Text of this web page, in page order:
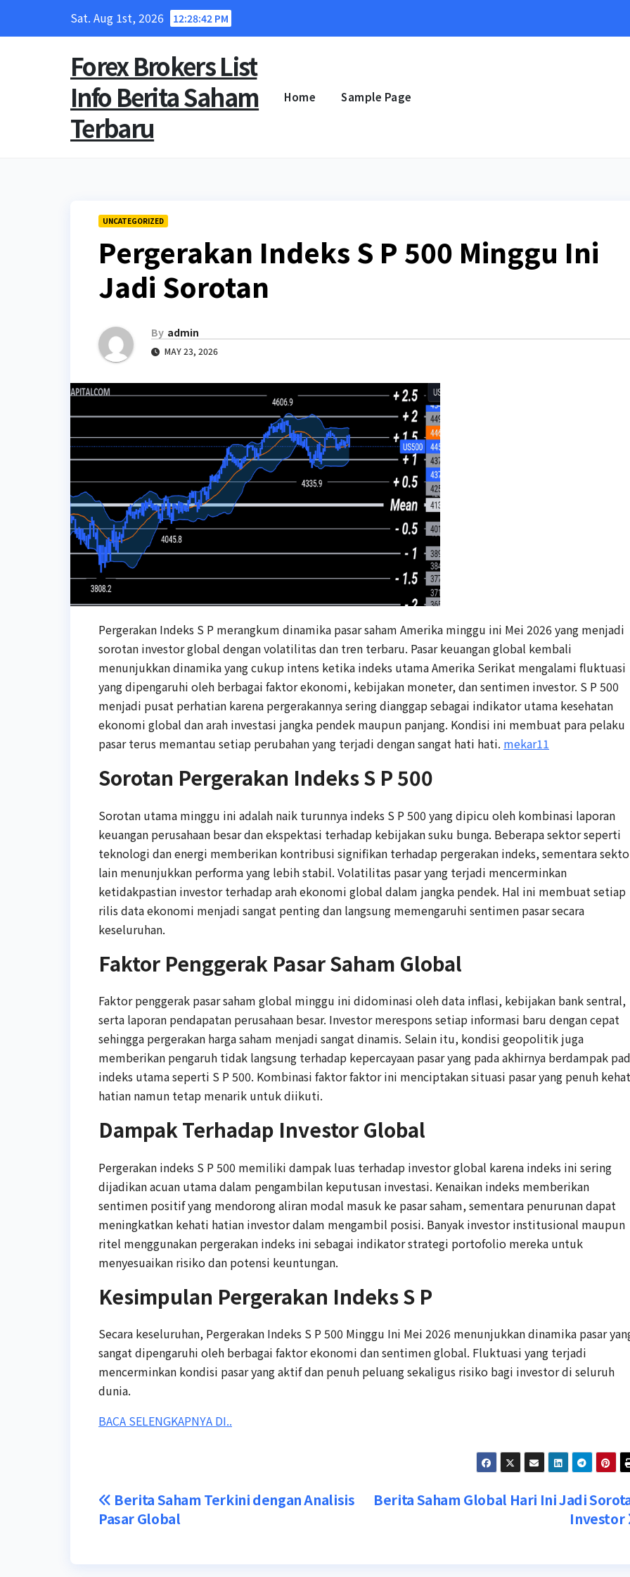
Sat. Aug 1st, 2026 12:28:43 PM
Forex Brokers List
Info Berita Saham
Terbaru
Home Sample Page
UNCATEGORIZED
Pergerakan Indeks S P 500 Minggu Ini
Jadi Sorotan
By admin
MAY 23, 2026
Pergerakan Indeks S P merangkum dinamika pasar saham Amerika minggu ini Mei 2026 yang menjadi
sorotan investor global dengan volatilitas dan tren terbaru. Pasar keuangan global kembali
menunjukkan dinamika yang cukup intens ketika indeks utama Amerika Serikat mengalami fluktuasi
yang dipengaruhi oleh berbagai faktor ekonomi, kebijakan moneter, dan sentimen investor. S P 500
menjadi pusat perhatian karena pergerakannya sering dianggap sebagai indikator utama kesehatan
ekonomi global dan arah investasi jangka pendek maupun panjang. Kondisi ini membuat para pelaku
pasar terus memantau setiap perubahan yang terjadi dengan sangat hati hati. mekar11
Sorotan Pergerakan Indeks S P 500
Sorotan utama minggu ini adalah naik turunnya indeks S P 500 yang dipicu oleh kombinasi laporan
keuangan perusahaan besar dan ekspektasi terhadap kebijakan suku bunga. Beberapa sektor seperti
teknologi dan energi memberikan kontribusi signifikan terhadap pergerakan indeks, sementara
lain menunjukkan performa yang lebih stabil. Volatilitas pasar yang terjadi mencerminkan
ketidakpastian investor terhadap arah ekonomi global dalam jangka pendek. Hal ini membuat setiap
rilis data ekonomi menjadi sangat penting dan langsung memengaruhi sentimen pasar secara
keseluruhan.
Faktor Penggerak Pasar Saham Global
Faktor penggerak pasar saham global minggu ini didominasi oleh data inflasi, kebijakan bank sentral,
serta laporan pendapatan perusahaan besar. Investor merespons setiap informasi baru dengan cepat
sehingga pergerakan harga saham menjadi sangat dinamis. Selain itu, kondisi geopolitik juga
memberikan pengaruh tidak langsung terhadap kepercayaan pasar yang pada akhirnya berdampak
indeks utama seperti S P 500. Kombinasi faktor faktor ini menciptakan situasi pasar yang penuh
hatian namun tetap menarik untuk diikuti.
Dampak Terhadap Investor Global
Pergerakan indeks S P 500 memiliki dampak luas terhadap investor global karena indeks ini sering
dijadikan acuan utama dalam pengambilan keputusan investasi. Kenaikan indeks memberikan
sentimen positif yang mendorong aliran modal masuk ke pasar saham, sementara penurunan dapat
meningkatkan kehati hatian investor dalam mengambil posisi. Banyak investor institusional maupun
ritel menggunakan pergerakan indeks ini sebagai indikator strategi portofolio mereka untuk
menyesuaikan risiko dan potensi keuntungan.
Kesimpulan Pergerakan Indeks S P
Secara keseluruhan, Pergerakan Indeks S P 500 Minggu Ini Mei 2026 menunjukkan dinamika pasar
sangat dipengaruhi oleh berbagai faktor ekonomi dan sentimen global. Fluktuasi yang terjadi
mencerminkan kondisi pasar yang aktif dan penuh peluang sekaligus risiko bagi investor di seluruh
dunia.
BACA SELENGKAPNYA DI..
Post
navigation
Berita Saham Global Hari Ini Jadi
Investor
Berita Saham Terkini dengan Analisis
Pasar Global